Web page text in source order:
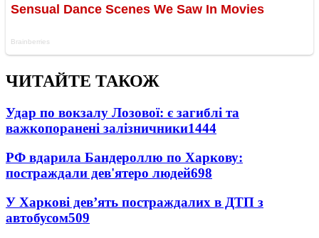
ЧИТАЙТЕ ТАКОЖ
Удар по вокзалу Лозової: є загиблі та
важкопоранені залізничники1444
РФ вдарила Бандероллю по Харкову:
постраждали дев'ятеро людей698
У Харкові дев’ять постраждалих в ДТП з
автобусом509